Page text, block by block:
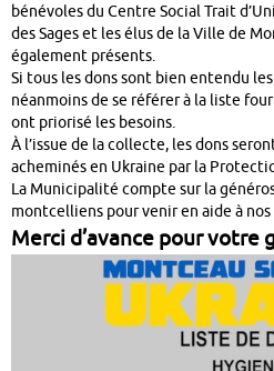
bénévoles du Centre Social Trait
des Sages et les élus de la Ville de
également présents.
Si tous les dons sont bien entendu
néanmoins de se référer à la liste
ont priorisé les besoins.
À l’issue de la collecte, les dons
acheminés en Ukraine par la
La Municipalité compte sur la
montcelliens pour venir en aide à
Merci d’avance pour votre